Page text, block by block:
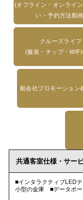
(オフライン・オンライ
い・予約方法動
クルーズライフ
(服装・チップ・
船会社プロモーション
共通客室仕様・サー
■インタラクティブ
小型の金庫 ■データポ